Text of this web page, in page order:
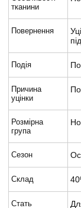
тканини
Повернення
Подія
Причина
уцінки
Розмірна
група
Сезон
Склад
Стать